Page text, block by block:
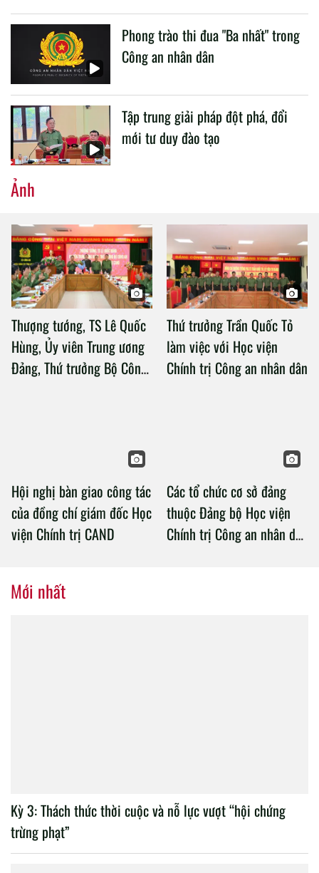
Phong trào thi đua "Ba nhất" trong
Công an nhân dân
Tập trung giải pháp đột phá, đổi
mới tư duy đào tạo
Ảnh
Thượng tướng, TS Lê Quốc
Hùng, Ủy viên Trung ương
Đảng, Thứ trưởng Bộ Công
Thứ trưởng Trần Quốc Tỏ
làm việc với Học viện
Chính trị Công an nhân dân
Hội nghị bàn giao công tác
của đồng chí giám đốc Học
viện Chính trị CAND
Các tổ chức cơ sở đảng
thuộc Đảng bộ Học viện
Chính trị Công an nhân dân
Mới nhất
Kỳ 3: Thách thức thời cuộc và nỗ lực vượt “hội chứng
trừng phạt”